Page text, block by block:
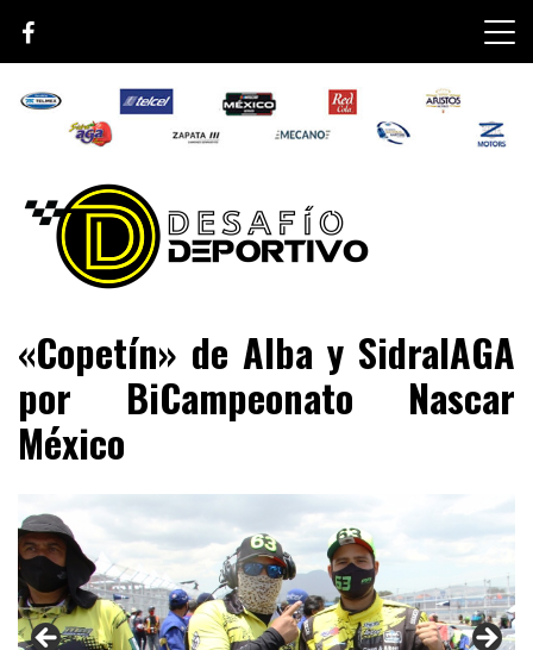
content
Desafío Deportivo
«Copetín» de Alba y SidralAGA
por BiCampeonato Nascar
México